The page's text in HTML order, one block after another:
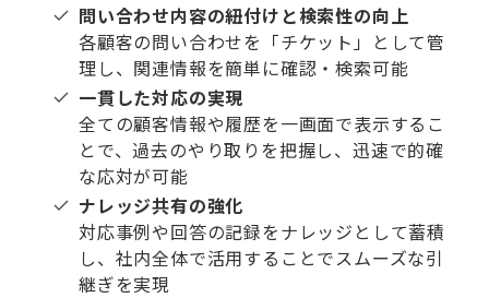
問い合わせ内容の紐付けと検索性の向上
各顧客の問い合わせを「チケット」として管
理し、関連情報を簡単に確認‧検索可能
一貫した対応の実現
全ての顧客情報や履歴を一画面で表示するこ
とで、過去のやり取りを把握し、迅速で的確
な応対が可能
ナレッジ共有の強化
対応事例や回答の記録をナレッジとして蓄積
し、社内全体で活用することでスムーズな引
継ぎを実現